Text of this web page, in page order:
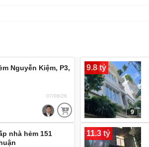
Nguyễn Kiệm, P3,
07/08/26
9.8 tỷ
9
nhà hẻm 151
11.3 tỷ